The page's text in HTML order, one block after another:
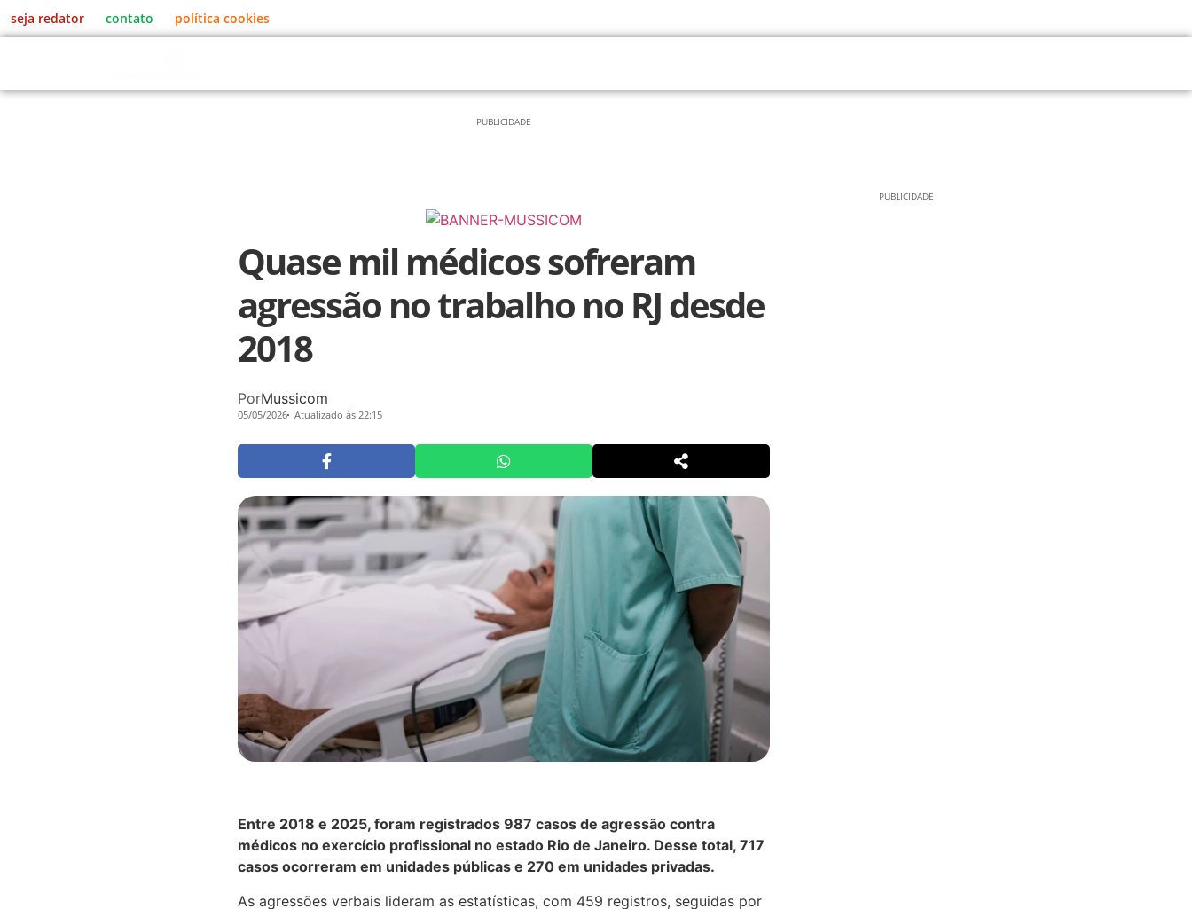
seja redator contato política cookies
PUBLICIDADE
Quase mil médicos sofreram
agressão no trabalho no RJ desde
2018
PorMussicom
05/05/2026 Atualizado às 22:15
Entre 2018 e 2025, foram registrados 987 casos de agressão contra
médicos no exercício profissional no estado Rio de Janeiro. Desse total, 717
casos ocorreram em unidades públicas e 270 em unidades privadas.
As agressões verbais lideram as estatísticas, com 459 registros, seguidas por
PUBLICIDADE